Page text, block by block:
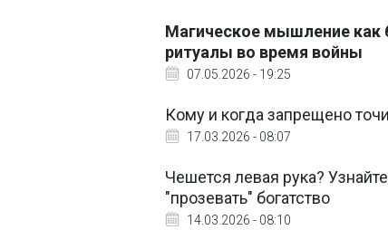
Магическое мышление как
ритуалы во время войны
07.05.2026 - 19:25
Кому и когда запрещено
17.03.2026 - 08:07
Чешется левая рука?
"прозевать" богатство
14.03.2026 - 08:10